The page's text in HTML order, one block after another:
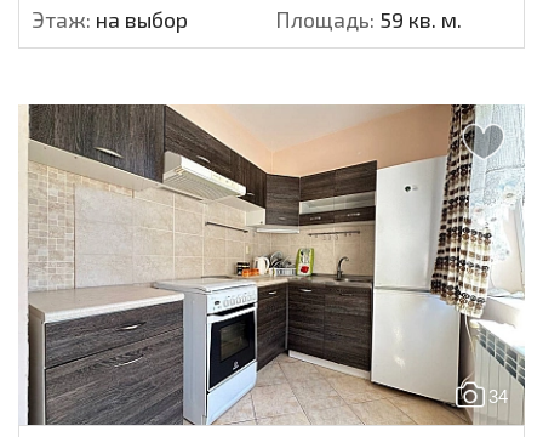
Этаж: на выбор Площадь: 59 кв. м.
34